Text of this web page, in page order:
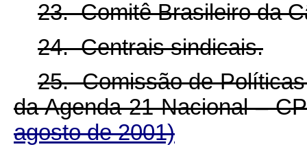
23. Comitê Brasileiro da
24. Centrais sindicais.
25. Comissão de
da Agenda 21 Nacional –
agosto de 2001)